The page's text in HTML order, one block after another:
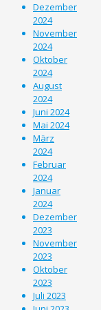
Dezember
2024
November
2024
Oktober
2024
August
2024
Juni 2024
Mai 2024
März
2024
Februar
2024
Januar
2024
Dezember
2023
November
2023
Oktober
2023
Juli 2023